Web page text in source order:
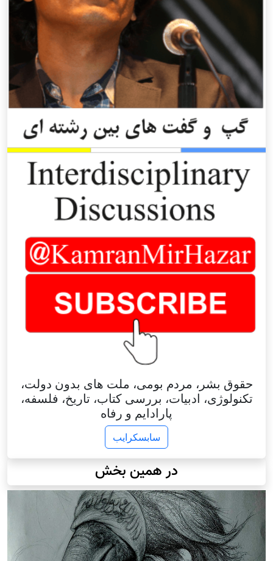
حقوق بشر، مردم بومی، ملت های بدون دولت،
تکنولوژی، ادبیات، بررسی کتاب، تاریخ، فلسفه،
پارادایم و رفاه
سابسکرایب
در همین بخش